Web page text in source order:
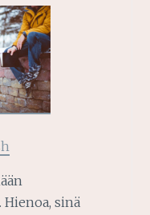
sinä